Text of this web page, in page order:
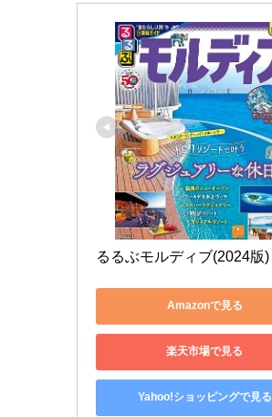
るるぶモルディブ(2024版)
Amazonで見る
楽天市場で見る
Yahoo!ショッピングで見る